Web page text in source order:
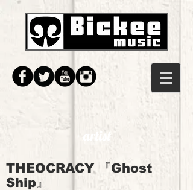
artist
THEOCRACY『Ghost
Ship』